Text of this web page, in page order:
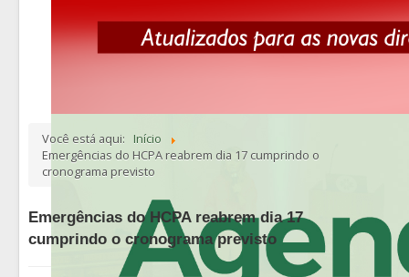
Você está aqui:
Início
Emergências do HCPA reabrem dia 17 cumprindo o
cronograma previsto
Emergências do HCPA reabrem dia 17
cumprindo o cronograma previsto